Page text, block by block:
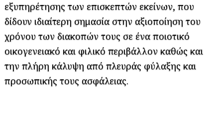
εξυπηρέτησης των επισκεπτών εκείνων, που
δίδουν ιδιαίτερη σημασία στην αξιοποίηση του
χρόνου των διακοπών τους σε ένα ποιοτικό
οικογενειακό και φιλικό περιβάλλον καθώς και
την πλήρη κάλυψη από πλευράς φύλαξης και
προσωπικής τους ασφάλειας.